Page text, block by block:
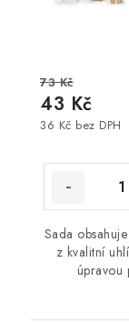
36 Kč bez DPH
43 Kč
73 Kč
Sada
z kvalitní
úpravou